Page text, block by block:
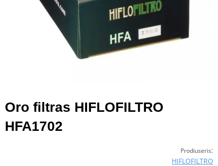
Oro filtras HIFLOFILTRO
HFA1702
Prodiuseris:
HIFLOFILTRO